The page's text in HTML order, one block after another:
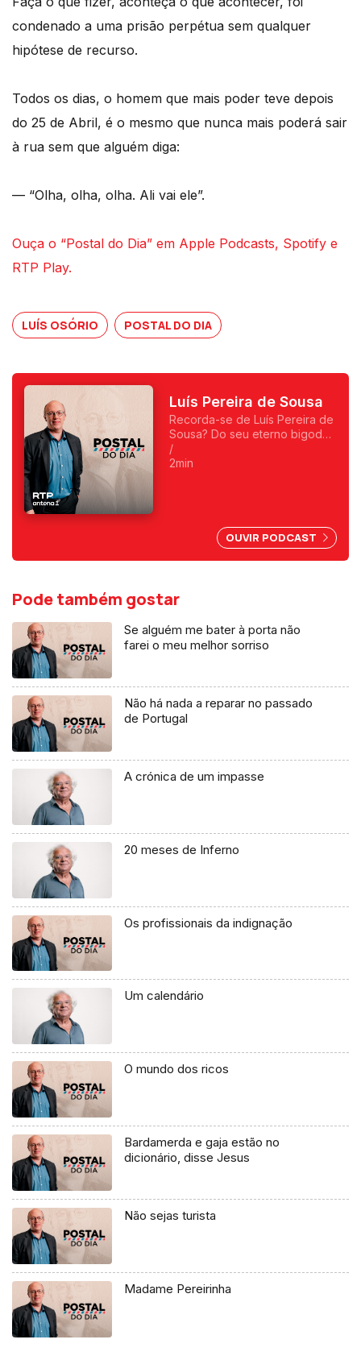
condenado a uma prisão perpétua sem qualquer
hipótese de recurso.
Todos os dias, o homem que mais poder teve depois
do 25 de Abril, é o mesmo que nunca mais poderá sair
à rua sem que alguém diga:
— “Olha, olha, olha. Ali vai ele”.
Ouça o “Postal do Dia” em Apple Podcasts, Spotify e
RTP Play.
LUÍS OSÓRIO POSTAL DO DIA
Luís Pereira de Sousa
Recorda-se de Luís Pereira de
Sousa? Do seu eterno bigode?
Foi o primeiro a fazer
programas da manhã e o
/
2min
OUVIR PODCAST
Pode também gostar
Se alguém me bater à porta não
farei o meu melhor sorriso
Não há nada a reparar no passado
de Portugal
A crónica de um impasse
20 meses de Inferno
Os profissionais da indignação
Um calendário
O mundo dos ricos
Bardamerda e gaja estão no
dicionário, disse Jesus
Não sejas turista
Madame Pereirinha